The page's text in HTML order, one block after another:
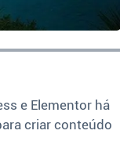
e Elementor há
criar conteúdo